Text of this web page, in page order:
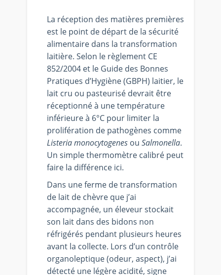
La réception des matières premières
est le point de départ de la sécurité
alimentaire dans la transformation
laitière. Selon le règlement CE
852/2004 et le Guide des Bonnes
Pratiques d’Hygiène (GBPH) laitier, le
lait cru ou pasteurisé devrait être
réceptionné à une température
inférieure à 6°C pour limiter la
prolifération de pathogènes comme
Listeria monocytogenes ou Salmonella.
Un simple thermomètre calibré peut
faire la différence ici.
Dans une ferme de transformation
de lait de chèvre que j’ai
accompagnée, un éleveur stockait
son lait dans des bidons non
réfrigérés pendant plusieurs heures
avant la collecte. Lors d’un contrôle
organoleptique (odeur, aspect), j’ai
détecté une légère acidité, signe